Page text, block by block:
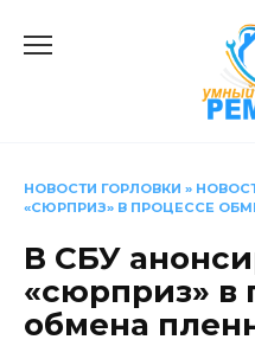
НОВОСТИ ГОРЛОВКИ »
«СЮРПРИЗ» В ПРОЦЕССЕ
В СБУ
«сюрприз» в
обмена